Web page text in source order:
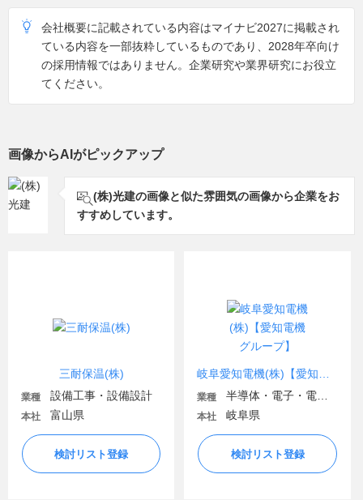
会社概要に記載されている内容はマイナビ2027に掲載され
ている内容を一部抜粋しているものであり、2028年卒向け
の採用情報ではありません。企業研究や業界研究にお役立
てください。
画像からAIがピックアップ
(株)光建の画像と似た雰囲気の画像から企業をお
すすめしています。
三耐保温(株)
業種 設備工事・設備設計
本社 富山県
検討リスト登録
業種
本社 岐阜県
検討リスト登録